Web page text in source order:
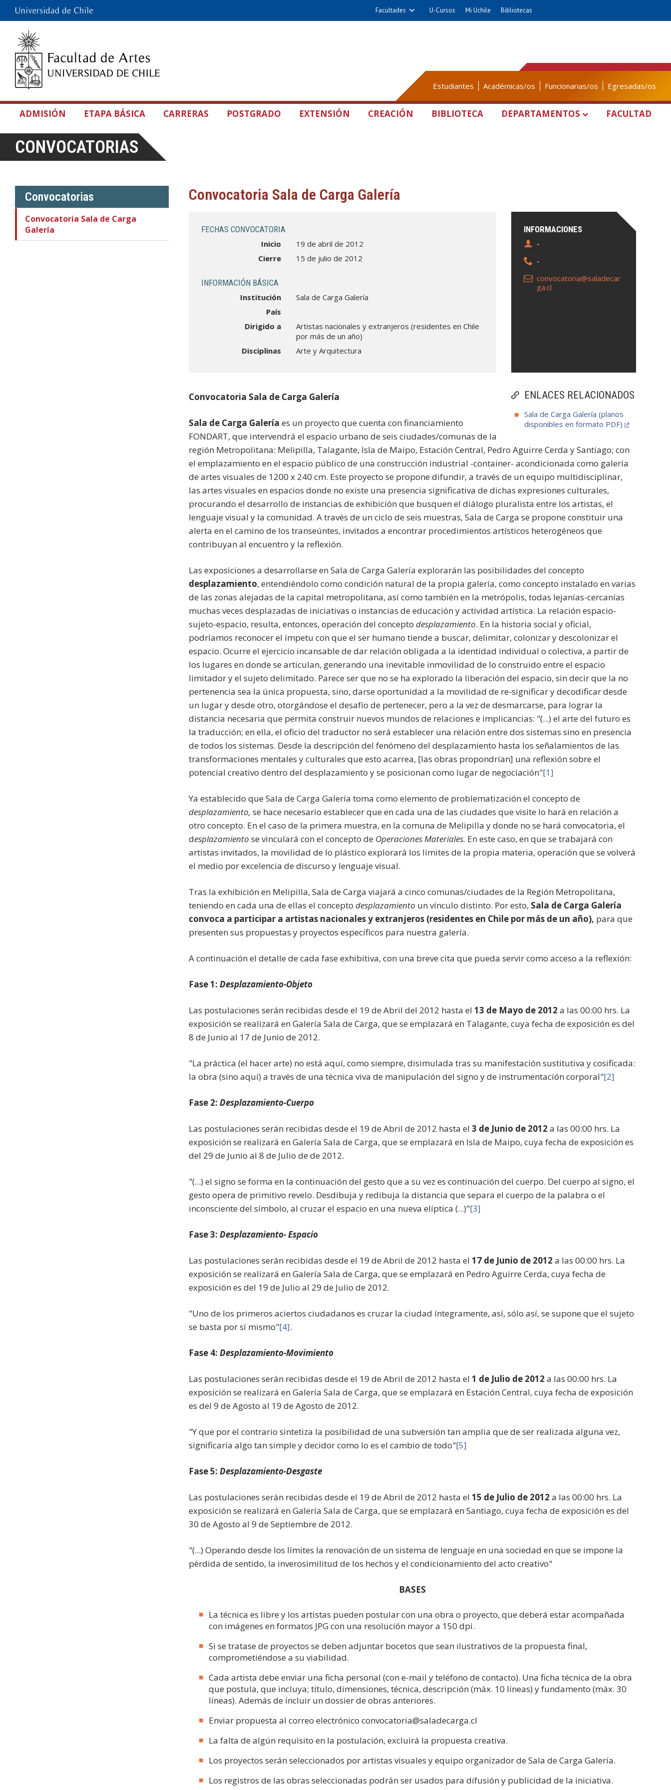
Facultades U-Cursos Mi Uchile Bibliotecas
Estudiantes Académicas/os Funcionarias/os Egresadas/os
ADMISIÓN ETAPA BÁSICA CARRERAS POSTGRADO EXTENSIÓN CREACIÓN BIBLIOTECA DEPARTAMENTOS FACULTAD
CONVOCATORIAS
Convocatorias
Convocatoria Sala de Carga
Galería
Convocatoria Sala de Carga Galería
INFORMACIONES
-
-
convocatoria@saladecar
ga.cl
FECHAS CONVOCATORIA
Inicio
19 de abril de 2012
Cierre
15 de julio de 2012
INFORMACIÓN BÁSICA
Institución
Sala de Carga Galería
País
Dirigido a
Artistas nacionales y extranjeros (residentes en Chile
por más de un año)
Disciplinas
Arte y Arquitectura
ENLACES RELACIONADOS
Sala de Carga Galería (planos
disponibles en formato PDF)
Convocatoria Sala de Carga Galería
Sala de Carga Galería es un proyecto que cuenta con financiamiento
FONDART, que intervendrá el espacio urbano de seis ciudades/comunas de la
región Metropolitana: Melipilla, Talagante, Isla de Maipo, Estación Central, Pedro Aguirre Cerda y Santiago; con
el emplazamiento en el espacio público de una construcción industrial -container- acondicionada como galería
de artes visuales de 1200 x 240 cm. Este proyecto se propone difundir, a través de un equipo multidisciplinar,
las artes visuales en espacios donde no existe una presencia significativa de dichas expresiones culturales,
procurando el desarrollo de instancias de exhibición que busquen el diálogo pluralista entre los artistas, el
lenguaje visual y la comunidad. A través de un ciclo de seis muestras, Sala de Carga se propone constituir una
alerta en el camino de los transeúntes, invitados a encontrar procedimientos artísticos heterogéneos que
contribuyan al encuentro y la reflexión.
Las exposiciones a desarrollarse en Sala de Carga Galería explorarán las posibilidades del concepto
desplazamiento, entendiéndolo como condición natural de la propia galería, como concepto instalado en varias
de las zonas alejadas de la capital metropolitana, así como también en la metrópolis, todas lejanías-cercanías
muchas veces desplazadas de iniciativas o instancias de educación y actividad artística. La relación espacio-
sujeto-espacio, resulta, entonces, operación del conceptodesplazamiento. En la historia social y oficial,
podríamos reconocer el ímpetu con que el ser humano tiende a buscar, delimitar, colonizar y descolonizar el
espacio. Ocurre el ejercicio incansable de dar relación obligada a la identidad individual o colectiva, a partir de
los lugares en donde se articulan, generando una inevitable inmovilidad de lo construido entre el espacio
limitador y el sujeto delimitado. Parece ser que no se ha explorado la liberación del espacio, sin decir que la no
pertenencia sea la única propuesta, sino, darse oportunidad a la movilidad de re-significar y decodificar desde
un lugar y desde otro, otorgándose el desafío de pertenecer, pero a la vez de desmarcarse, para lograr la
distancia necesaria que permita construir nuevos mundos de relaciones e implicancias: "(...) el arte del futuro es
la traducción; en ella, el oficio del traductor no será establecer una relación entre dos sistemas sino en presencia
de todos los sistemas. Desde la descripción del fenómeno del desplazamiento hasta los señalamientos de las
transformaciones mentales y culturales que esto acarrea, [las obras propondrían] una reflexión sobre el
potencial creativo dentro del desplazamiento y se posicionan como lugar de negociación"[1]
Ya establecido que Sala de Carga Galería toma como elemento de problematización el concepto de
desplazamiento, se hace necesario establecer que en cada una de las ciudades que visite lo hará en relación a
otro concepto. En el caso de la primera muestra, en la comuna de Melipilla y donde no se hará convocatoria, el
desplazamientose vinculará con el concepto de Operaciones Materiales. En este caso, en que se trabajará con
artistas invitados, la movilidad de lo plástico explorará los límites de la propia materia, operación que se volverá
el medio por excelencia de discurso y lenguaje visual.
Tras la exhibición en Melipilla, Sala de Carga viajará a cinco comunas/ciudades de la Región Metropolitana,
teniendo en cada una de ellas el conceptodesplazamiento un vínculo distinto. Por esto, Sala de Carga Galería
convoca a participar a artistas nacionales y extranjeros (residentes en Chile por más de un año), para que
presenten sus propuestas y proyectos específicos para nuestra galería.
A continuación el detalle de cada fase exhibitiva, con una breve cita que pueda servir como acceso a la reflexión:
Fase 1:Desplazamiento-Objeto
Las postulaciones serán recibidas desde el 19 de Abril del 2012 hasta el13 de Mayo de 2012a las 00:00 hrs. La
exposición se realizará en Galería Sala de Carga, que se emplazará en Talagante, cuya fecha de exposición es del
8 de Junio al 17 de Junio de 2012.
"La práctica (el hacer arte) no está aquí, como siempre, disimulada tras su manifestación sustitutiva y cosificada:
la obra (sino aquí) a través de una técnica viva de manipulación del signo y de instrumentación corporal"[2]
Fase 2: Desplazamiento-Cuerpo
Las postulaciones serán recibidas desde el 19 de Abril de 2012 hasta el3 de Junio de 2012a las 00:00 hrs. La
exposición se realizará en Galería Sala de Carga, que se emplazará en Isla de Maipo, cuya fecha de exposición es
del 29 de Junio al 8 de Julio de de 2012.
"(...) el signo se forma en la continuación del gesto que a su vez es continuación del cuerpo. Del cuerpo al signo, el
gesto opera de primitivo revelo. Desdibuja y redibuja la distancia que separa el cuerpo de la palabra o el
inconsciente del símbolo, al cruzar el espacio en una nueva elíptica (...)"[3]
Fase 3: Desplazamiento- Espacio
Las postulaciones serán recibidas desde el 19 de Abril de 2012 hasta el17 de Junio de 2012a las 00:00 hrs. La
exposición se realizará en Galería Sala de Carga, que se emplazará en Pedro Aguirre Cerda, cuya fecha de
exposición es del 19 de Julio al 29 de Julio de 2012.
"Uno de los primeros aciertos ciudadanos es cruzar la ciudad íntegramente, así, sólo así, se supone que el sujeto
se basta por sí mismo"[4].
Fase 4: Desplazamiento-Movimiento
Las postulaciones serán recibidas desde el 19 de Abril de 2012 hasta el1 de Julio de 2012a las 00:00 hrs. La
exposición se realizará en Galería Sala de Carga, que se emplazará en Estación Central, cuya fecha de exposición
es del 9 de Agosto al 19 de Agosto de 2012.
"Y que por el contrario sintetiza la posibilidad de una subversión tan amplia que de ser realizada alguna vez,
significaría algo tan simple y decidor como lo es el cambio de todo"[5]
Fase 5:Desplazamiento-Desgaste
Las postulaciones serán recibidas desde el 19 de Abril de 2012 hasta el15 de Julio de 2012a las 00:00 hrs. La
exposición se realizará en Galería Sala de Carga, que se emplazará en Santiago, cuya fecha de exposición es del
30 de Agosto al 9 de Septiembre de 2012.
"(...) Operando desde los límites la renovación de un sistema de lenguaje en una sociedad en que se impone la
pérdida de sentido, la inverosimilitud de los hechos y el condicionamiento del acto creativo"
BASES
La técnica es libre y los artistas pueden postular con una obra o proyecto, que deberá estar acompañada
con imágenes en formatos JPG con una resolución mayor a 150 dpi.
Si se tratase de proyectos se deben adjuntar bocetos que sean ilustrativos de la propuesta final,
comprometiéndose a su viabilidad.
Cada artista debe enviar una ficha personal (con e-mail y teléfono de contacto). Una ficha técnica de la obra
que postula, que incluya; título, dimensiones, técnica, descripción (máx. 10 líneas) y fundamento (máx. 30
líneas). Además de incluir un dossier de obras anteriores.
Enviar propuesta al correo electrónico convocatoria@saladecarga.cl
La falta de algún requisito en la postulación, excluirá la propuesta creativa.
Los proyectos serán seleccionados por artistas visuales y equipo organizador de Sala de Carga Galería.
Los registros de las obras seleccionadas podrán ser usados para difusión y publicidad de la iniciativa.